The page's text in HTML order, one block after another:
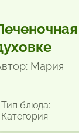
Мария
блюда: